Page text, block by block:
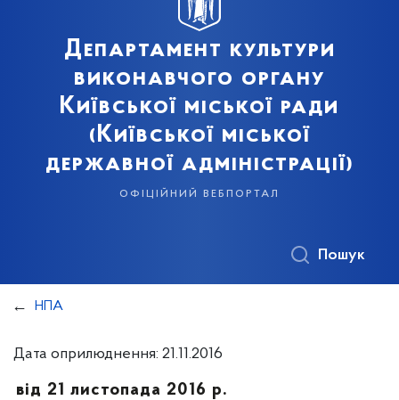
Департамент культури
виконавчого органу
Київської міської ради
(Київської міської
державної адміністрації)
офіційний вебпортал
Пошук
НПА
Дата оприлюднення: 21.11.2016
від 21 листопада 2016 р.